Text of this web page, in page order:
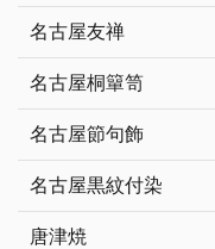
名古屋友禅
名古屋桐簞笥
名古屋節句飾
名古屋黒紋付染
唐津焼